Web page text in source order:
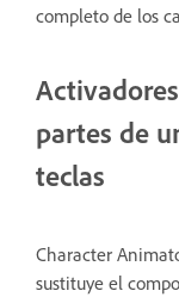
completo de los
partes de
teclas
Character
sustituye el